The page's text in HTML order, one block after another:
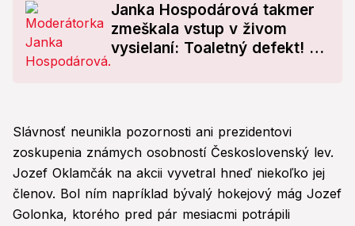
Janka Hospodárová takmer
zmeškala vstup v živom
vysielaní: Toaletný defekt! Čo
Slávnosť neunikla pozornosti ani prezidentovi
zoskupenia známych osobností Československý lev.
Jozef Oklamčák na akcii vyvetral hneď niekoľko jej
členov. Bol ním napríklad bývalý hokejový mág Jozef
Golonka, ktorého pred pár mesiacmi potrápili